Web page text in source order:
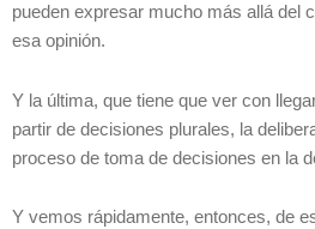
pueden expresar mucho más allá del
esa opinión.
Y la última, que tiene que ver con
partir de decisiones plurales, la
proceso de toma de decisiones en la
Y vemos rápidamente, entonces, de